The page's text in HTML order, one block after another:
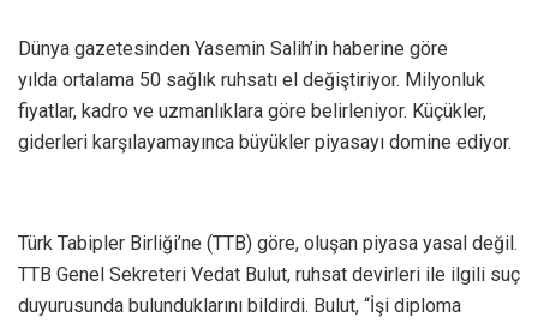
Dünya gazetesinden Yasemin Salih’in haberine göre
yılda ortalama 50 sağlık ruhsatı el değiştiriyor. Milyonluk
fiyatlar, kadro ve uzmanlıklara göre belirleniyor. Küçükler,
giderleri karşılayamayınca büyükler piyasayı domine ediyor.
Türk Tabipler Birliği’ne (TTB) göre, oluşan piyasa yasal değil.
TTB Genel Sekreteri Vedat Bulut, ruhsat devirleri ile ilgili suç
duyurusunda bulunduklarını bildirdi. Bulut, “İşi diploma